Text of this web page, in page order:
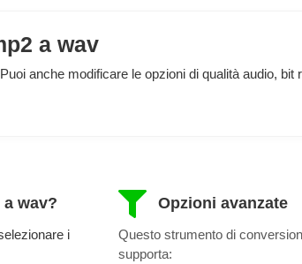
a wav
anche modificare le opzioni di qualità audio, bit
wav?
i
Opzioni avanzate
Questo strumento di
supporta: